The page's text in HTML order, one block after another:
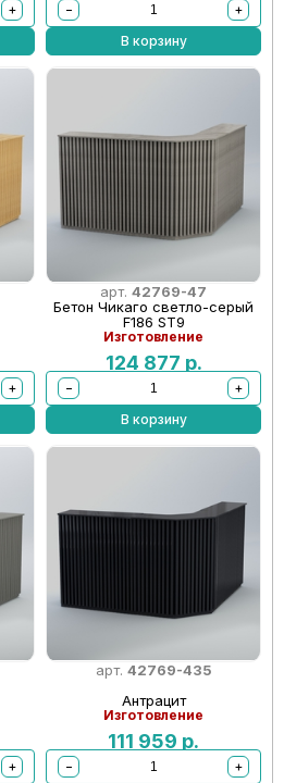
+
−
+
В корзину
+
арт. 42769-47
Бетон Чикаго светло-серый
F186 ST9
Изготовление
124 877 р.
−
+
В корзину
+
арт. 42769-435
Антрацит
Изготовление
111 959 р.
−
+